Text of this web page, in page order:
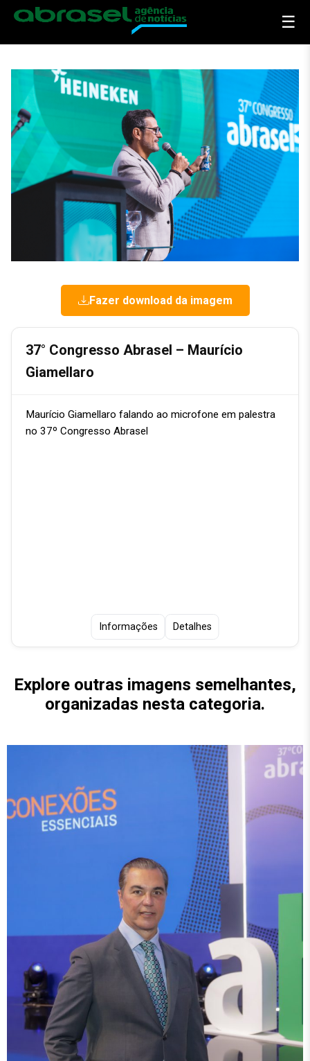
☰
Fazer download da imagem
37° Congresso Abrasel – Maurício
Giamellaro
Maurício Giamellaro falando ao microfone em palestra
no 37º Congresso Abrasel
Informações Detalhes
Explore outras imagens semelhantes,
organizadas nesta categoria.